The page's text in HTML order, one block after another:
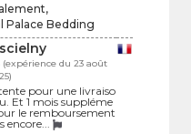
Palace Bedding
(expérience du 23 août
pour une livraiso
Et 1 mois suppléme
le remboursement
encore...